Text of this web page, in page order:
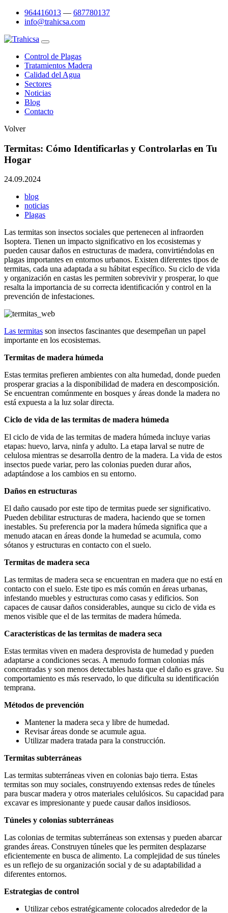
964416013 — 687780137
info@trahicsa.com
Control de Plagas
Tratamientos Madera
Calidad del Agua
Sectores
Noticias
Blog
Contacto
Volver
Termitas: Cómo Identificarlas y Controlarlas en Tu
Hogar
24.09.2024
blog
noticias
Plagas
Las termitas son insectos sociales que pertenecen al infraorden
Isoptera. Tienen un impacto significativo en los ecosistemas y
pueden causar daños en estructuras de madera, convirtiéndolas en
plagas importantes en entornos urbanos. Existen diferentes tipos de
termitas, cada una adaptada a su hábitat específico. Su ciclo de vida
y organización en castas les permiten sobrevivir y prosperar, lo que
resalta la importancia de su correcta identificación y control en la
prevención de infestaciones.
Las termitas son insectos fascinantes que desempeñan un papel
importante en los ecosistemas.
Termitas de madera húmeda
Estas termitas prefieren ambientes con alta humedad, donde pueden
prosperar gracias a la disponibilidad de madera en descomposición.
Se encuentran comúnmente en bosques y áreas donde la madera no
está expuesta a la luz solar directa.
Ciclo de vida de las termitas de madera húmeda
El ciclo de vida de las termitas de madera húmeda incluye varias
etapas: huevo, larva, ninfa y adulto. La etapa larval se nutre de
celulosa mientras se desarrolla dentro de la madera. La vida de estos
insectos puede variar, pero las colonias pueden durar años,
adaptándose a los cambios en su entorno.
Daños en estructuras
El daño causado por este tipo de termitas puede ser significativo.
Pueden debilitar estructuras de madera, haciendo que se tornen
inestables. Su preferencia por la madera húmeda significa que a
menudo atacan en áreas donde la humedad se acumula, como
sótanos y estructuras en contacto con el suelo.
Termitas de madera seca
Las termitas de madera seca se encuentran en madera que no está en
contacto con el suelo. Este tipo es más común en áreas urbanas,
infestando muebles y estructuras como casas y edificios. Son
capaces de causar daños considerables, aunque su ciclo de vida es
menos visible que el de las termitas de madera húmeda.
Características de las termitas de madera seca
Estas termitas viven en madera desprovista de humedad y pueden
adaptarse a condiciones secas. A menudo forman colonias más
concentradas y son menos detectables hasta que el daño es grave. Su
comportamiento es más reservado, lo que dificulta su identificación
temprana.
Métodos de prevención
Mantener la madera seca y libre de humedad.
Revisar áreas donde se acumule agua.
Utilizar madera tratada para la construcción.
Termitas subterráneas
Las termitas subterráneas viven en colonias bajo tierra. Estas
termitas son muy sociales, construyendo extensas redes de túneles
para buscar madera y otros materiales celulósicos. Su capacidad para
excavar es impresionante y puede causar daños insidiosos.
Túneles y colonias subterráneas
Las colonias de termitas subterráneas son extensas y pueden abarcar
grandes áreas. Construyen túneles que les permiten desplazarse
eficientemente en busca de alimento. La complejidad de sus túneles
es un reflejo de su organización social y de su adaptabilidad a
diferentes entornos.
Estrategias de control
Utilizar cebos estratégicamente colocados alrededor de la